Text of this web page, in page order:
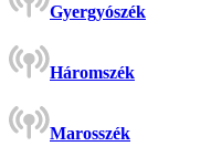
Gyergyószék
Háromszék
Marosszék